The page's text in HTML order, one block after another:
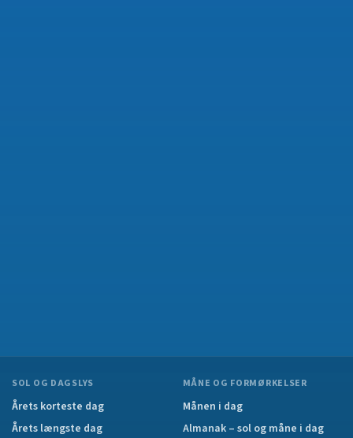
SOL OG DAGSLYS
Årets korteste dag
Årets længste dag
MÅNE OG FORMØRKELSER
Månen i dag
Almanak – sol og måne i dag